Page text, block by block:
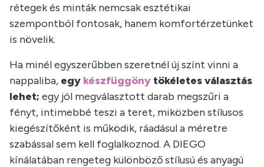
rétegek és minták nemcsak esztétikai
szempontból fontosak, hanem komfortérzetünket
is növelik.
Ha minél egyszerűbben szeretnél új színt vinni a
nappaliba, egy készfüggöny tökéletes választás
lehet; egy jól megválasztott darab megszűri a
fényt, intimebbé teszi a teret, miközben stílusos
kiegészítőként is működik, ráadásul a méretre
szabással sem kell foglalkoznod. A DIEGO
kínálatában rengeteg különböző stílusú és anyagú